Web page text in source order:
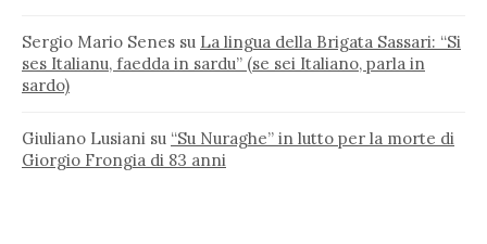
Sergio Mario Senes su La lingua della Brigata Sassari: “Si
ses Italianu, faedda in sardu” (se sei Italiano, parla in
sardo)
Giuliano Lusiani su “Su Nuraghe” in lutto per la morte di
Giorgio Frongia di 83 anni